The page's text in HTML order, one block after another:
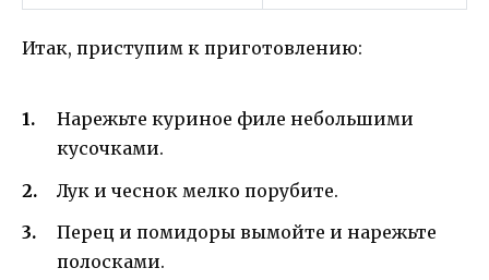
Итак, приступим к приготовлению:
Нарежьте куриное филе небольшими
кусочками.
Лук и чеснок мелко порубите.
Перец и помидоры вымойте и нарежьте
полосками.